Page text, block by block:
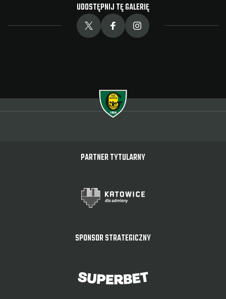
UDOSTĘPNIJ TĘ GALERIĘ
PARTNER TYTULARNY
SPONSOR STRATEGICZNY